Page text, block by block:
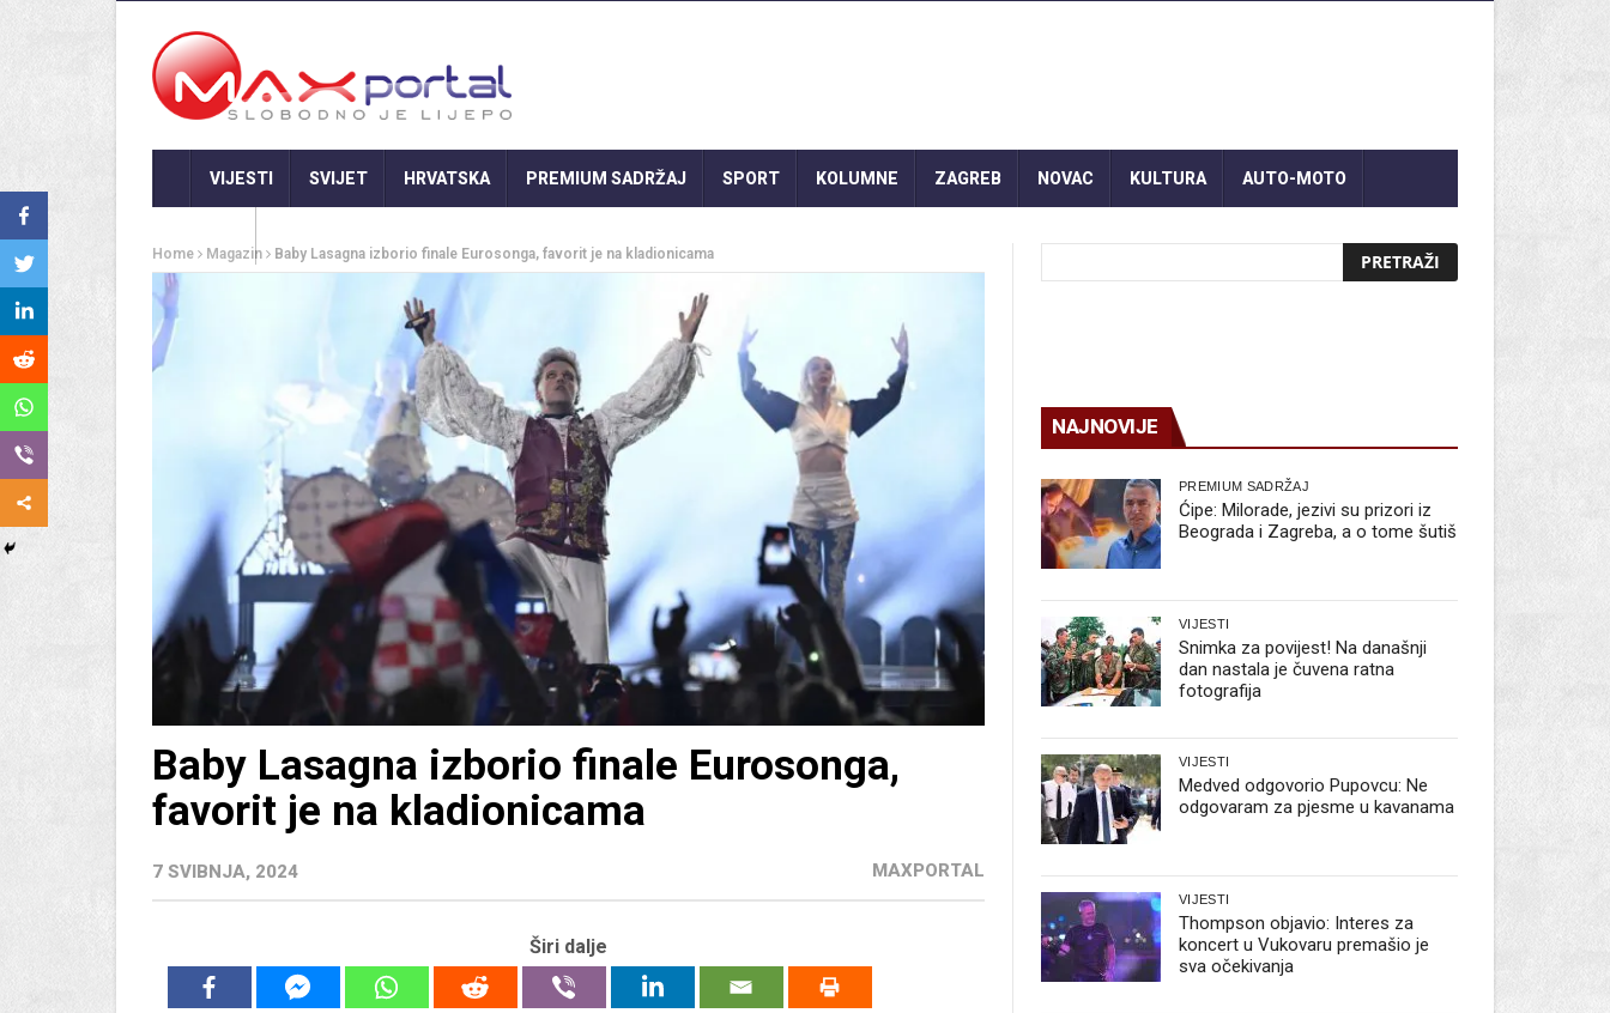
VIJESTI SVIJET HRVATSKA PREMIUM SADRŽAJ SPORT KOLUMNE ZAGREB NOVAC KULTURA AUTO-MOTO
Home Magazin Baby Lasagna izborio finale Eurosonga, favorit je na kladionicama
Baby Lasagna izborio finale Eurosonga,
favorit je na kladionicama
7 SVIBNJA, 2024 MAXPORTAL
Širi dalje
NAJNOVIJE
PREMIUM SADRŽAJ
Ćipe: Milorade, jezivi su prizori iz
Beograda i Zagreba, a o tome šutiš
VIJESTI
Snimka za povijest! Na današnji
dan nastala je čuvena ratna
fotografija
VIJESTI
Medved odgovorio Pupovcu: Ne
odgovaram za pjesme u kavanama
VIJESTI
Thompson objavio: Interes za
koncert u Vukovaru premašio je
sva očekivanja